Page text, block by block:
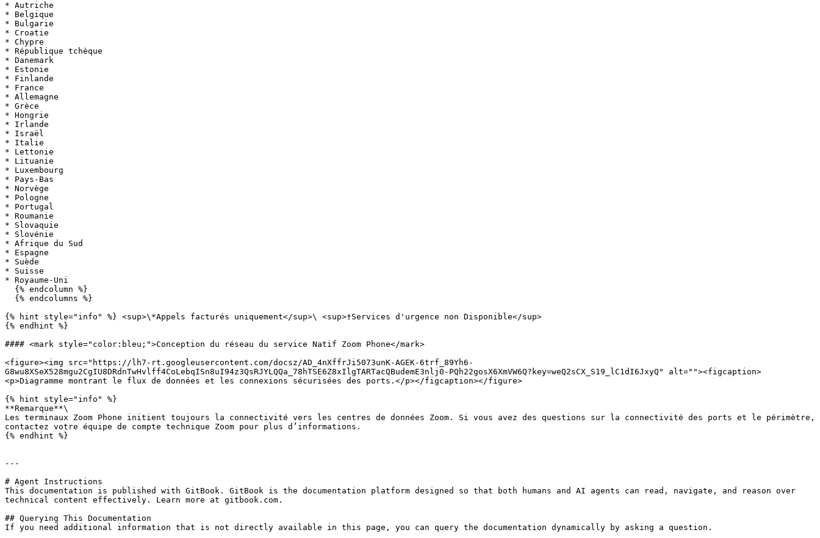
* Autriche
* Belgique
* Bulgarie
* Croatie
* Chypre
* République tchèque
* Danemark
* Estonie
* Finlande
* France
* Allemagne
* Grèce
* Hongrie
* Irlande
* Israël
* Italie
* Lettonie
* Lituanie
* Luxembourg
* Pays-Bas
* Norvège
* Pologne
* Portugal
* Roumanie
* Slovaquie
* Slovénie
* Afrique du Sud
* Espagne
* Suède
* Suisse
* Royaume-Uni
{% hint style="info" %} <sup>\*Appels facturés uniquement</sup>\ <sup>†Services d'urgence non Disponible</sup>
{% endhint %}
#### <mark style="color:bleu;">Conception du réseau du service Natif Zoom Phone</mark>
<figure><img src="https://lh7-rt.googleusercontent.com/docsz/AD_4nXffrJi5073unK-AGEK-6trf_89Yh6-
G8wu8XSeX528mgu2CgIU8DRdnTwHvlff4CoLebqISn8uI94z3QsRJYLQQa_78hTSE6Z8xIlgTARTacQBudemE3nlj0-PQh22gosX6XmVW6Q?key=weQ2sCX_S19_lC1dI6JxyQ" alt=""><figcaption>
<p>Diagramme montrant le flux de données et les connexions sécurisées des ports.</p></figcaption></figure>
{% hint style="info" %}
**Remarque**\
Les terminaux Zoom Phone initient toujours la connectivité vers les centres de données Zoom. Si vous avez des questions sur la connectivité des ports et le périmètre,
contactez votre équipe de compte technique Zoom pour plus d’informations.
{% endhint %}
---
# Agent Instructions
This documentation is published with GitBook. GitBook is the documentation platform designed so that both humans and AI agents can read, navigate, and reason over
technical content effectively. Learn more at gitbook.com.
## Querying This Documentation
If you need additional information that is not directly available in this page, you can query the documentation dynamically by asking a question.